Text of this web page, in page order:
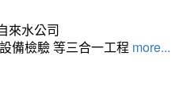
來水公司
備檢驗 等三合一工程 more...